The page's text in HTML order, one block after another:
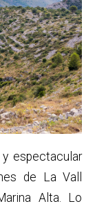
espectacular
de La Vall
Alta. Lo